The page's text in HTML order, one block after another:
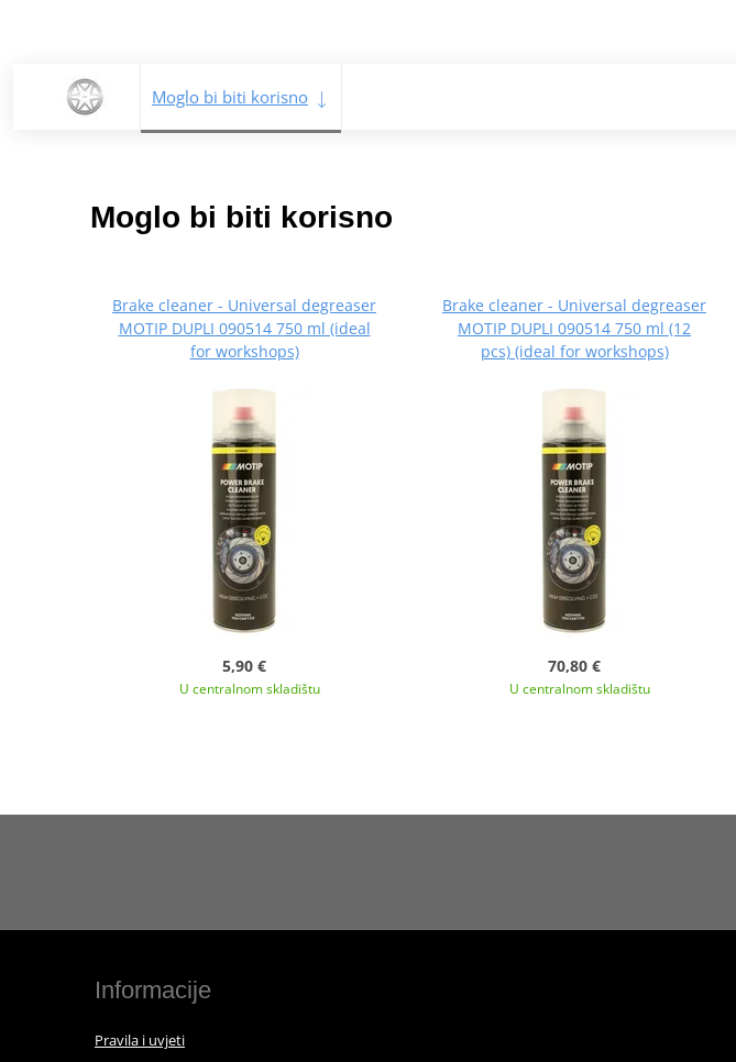
Moglo bi biti korisno
Moglo bi biti korisno
Brake cleaner - Universal degreaser
MOTIP DUPLI 090514 750 ml (ideal
for workshops)
5,90 €
U centralnom skladištu
Brake cleaner - Universal degreaser
MOTIP DUPLI 090514 750 ml (12
pcs) (ideal for workshops)
70,80 €
U centralnom skladištu
Informacije
Pravila i uvjeti